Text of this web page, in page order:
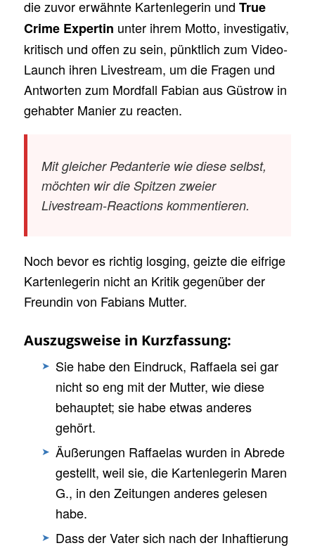
die zuvor erwähnte Kartenlegerin und True
Crime Expertin unter ihrem Motto, investigativ,
kritisch und offen zu sein, pünktlich zum Video-
Launch ihren Livestream, um die Fragen und
Antworten zum Mordfall Fabian aus Güstrow in
gehabter Manier zu reacten.
Mit gleicher Pedanterie wie diese selbst,
möchten wir die Spitzen zweier
Livestream-Reactions kommentieren.
Noch bevor es richtig losging, geizte die eifrige
Kartenlegerin nicht an Kritik gegenüber der
Freundin von Fabians Mutter.
Auszugsweise in Kurzfassung:
Sie habe den Eindruck, Raffaela sei gar
nicht so eng mit der Mutter, wie diese
behauptet; sie habe etwas anderes
gehört.
Äußerungen Raffaelas wurden in Abrede
gestellt, weil sie, die Kartenlegerin Maren
G., in den Zeitungen anderes gelesen
habe.
Dass der Vater sich nach der Inhaftierung